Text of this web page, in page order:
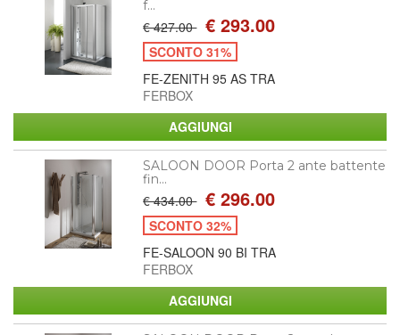
f...
€ 427.00 € 293.00
SCONTO 31%
FE-ZENITH 95 AS TRA
FERBOX
SALOON DOOR Porta 2 ante battente
fin...
€ 434.00 € 296.00
SCONTO 32%
FE-SALOON 90 BI TRA
FERBOX